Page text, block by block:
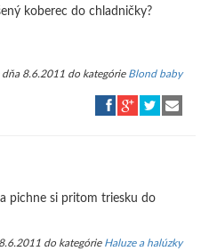
koberec do chladničky?
dňa 8.6.2011 do kategórie Blond baby
pichne si pritom triesku do
do kategórie Haluze a halúzky